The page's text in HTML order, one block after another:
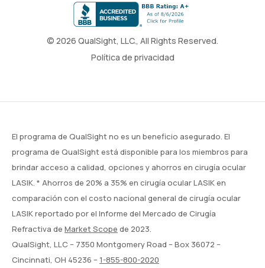
© 2026 QualSight, LLC., All Rights Reserved.
Política de privacidad
El programa de QualSight no es un beneficio asegurado. El
programa de QualSight está disponible para los miembros para
brindar acceso a calidad, opciones y ahorros en cirugía ocular
LASIK. * Ahorros de 20% a 35% en cirugía ocular LASIK en
comparación con el costo nacional general de cirugía ocular
LASIK reportado por el Informe del Mercado de Cirugía
Refractiva de Market Scope de 2023.
QualSight, LLC – 7350 Montgomery Road – Box 36072 –
Cincinnati, OH 45236 –1-855-800-2020